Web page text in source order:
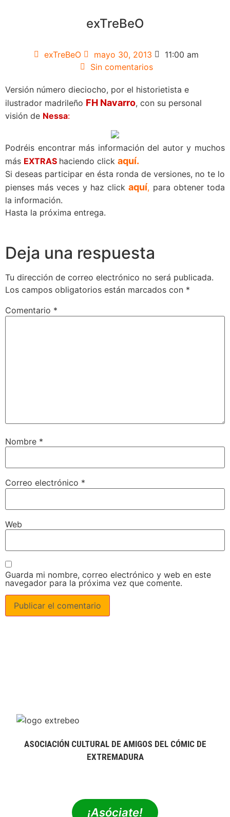
exTreBeO
exTreBeO mayo 30, 2013
11:00 am
Sin comentarios
Versión número dieciocho, por el historietista e
ilustrador madrileño FH Navarro, con su personal
visión de Nessa:
Podréis encontrar más información del autor y muchos
más EXTRAS haciendo click aquí.
Si deseas participar en ésta ronda de versiones, no te lo
pienses más veces y haz clickaquí, para obtener toda
la información.
Hasta la próxima entrega.
Deja una respuesta
Tu dirección de correo electrónico no será publicada.
Los campos obligatorios están marcados con *
Comentario *
Nombre *
Correo electrónico *
Web
Guarda mi nombre, correo electrónico y web en este
navegador para la próxima vez que comente.
ASOCIACIÓN CULTURAL DE AMIGOS DEL CÓMIC DE
EXTREMADURA
¡Asóciate!